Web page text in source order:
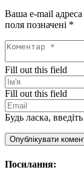
Ваша e-mail
поля позначені *
Fill out this field
Fill out this field
Будь ласка,
Опублікувати
Посилання: